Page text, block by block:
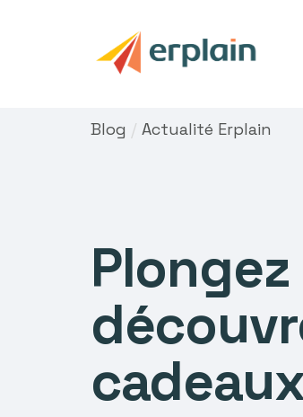
Blog / Actualité Erplain